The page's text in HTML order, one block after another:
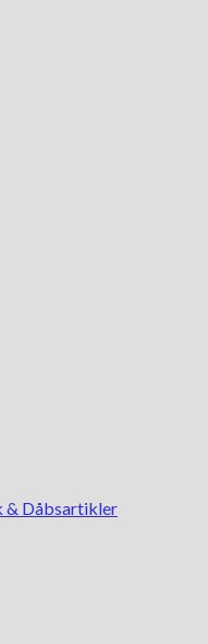
& Dåbsartikler